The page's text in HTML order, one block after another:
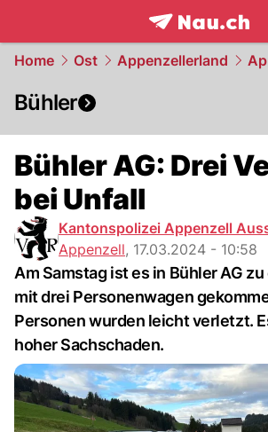
frontpage.
Home Ost Appenzellerland
Bühler
Bühler AG: Drei
bei Unfall
Kantonspolizei Appenzell
Appenzell, 17.03.2024 - 10:58
Am Samstag ist es in Bühler AG
mit drei Personenwagen
Personen wurden leicht verletzt.
hoher Sachschaden.